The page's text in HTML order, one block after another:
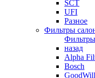
SCT
UFI
Разное
Фильтры
назад
Alpha
Bosch
GoodWill